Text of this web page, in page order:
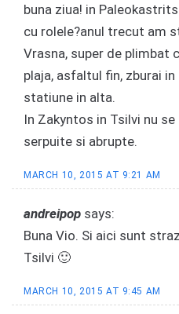
buna ziua! in
cu rolele?anul trecut am
Vrasna, super de plimbat
plaja, asfaltul fin, zburai
statiune in alta.
In Zakyntos in Tsilvi nu
serpuite si abrupte.
MARCH 10, 2015 AT 9:21 AM
andreipop says:
Buna Vio. Si aici sunt
Tsilvi 🙂
MARCH 10, 2015 AT 9:45 AM